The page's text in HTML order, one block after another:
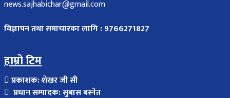
news.sajhabichar@gmail.com
विज्ञापन तथा समाचारका लागि : 9766271827
हाम्रो टिम
प्रकाशक: शेखर जी सी
प्रधान सम्पादक: सुबास बस्नेत